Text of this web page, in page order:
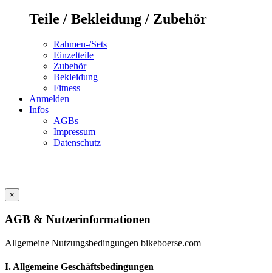
Teile / Bekleidung / Zubehör
Rahmen-/Sets
Einzelteile
Zubehör
Bekleidung
Fitness
Anmelden
Infos
AGBs
Impressum
Datenschutz
×
AGB & Nutzerinformationen
Allgemeine Nutzungsbedingungen bikeboerse.com
I. Allgemeine Geschäftsbedingungen